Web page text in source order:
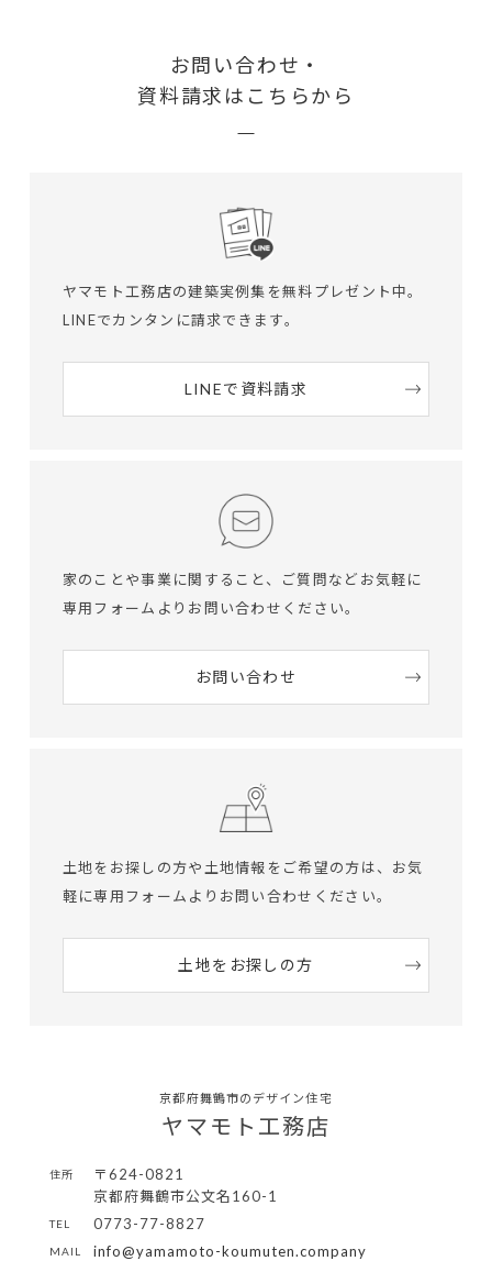
お問い合わせ・
資料請求はこちらから
ヤマモト工務店の建築実例集を無料プレゼント中。
LINEでカンタンに請求できます。
LINEで資料請求
家のことや事業に関すること、ご質問など お気軽に
専用フォームよりお問い合わせください。
お問い合わせ
土地をお探しの方や土地情報をご希望の方は、 お気
軽に専用フォームよりお問い合わせください。
土地をお探しの方
京都府舞鶴市のデザイン住宅
ヤマモト工務店
住所
〒624-0821
京都府舞鶴市公文名160-1
TEL 0773-77-8827
MAIL info@yamamoto-koumuten.company